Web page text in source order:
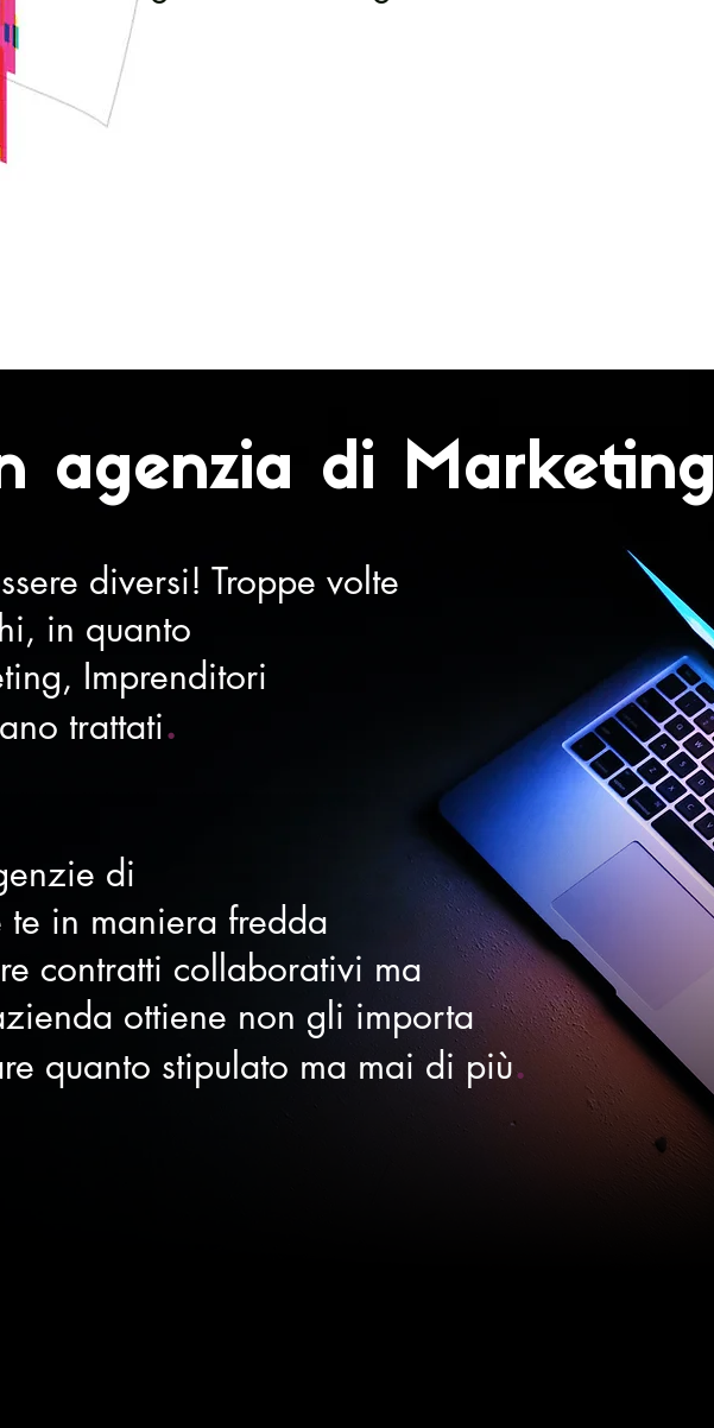
agenzia di Marketing
diversi! Troppe volte
in quanto
Imprenditori
trattati.
di
in maniera fredda
contratti collaborativi ma
ottiene non gli importa
quanto stipulato ma mai di più.